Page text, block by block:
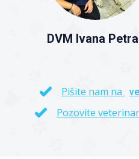
DVM Ivana
Pišite nam na
Pozovite